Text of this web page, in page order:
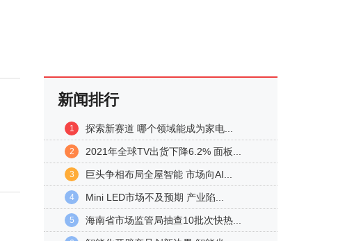
新闻排行
1 探索新赛道 哪个领域能成为家电...
2 2021年全球TV出货下降6.2% 面板...
3 巨头争相布局全屋智能 市场向AI...
4 Mini LED市场不及预期 产业陷...
5 海南省市场监管局抽查10批次快热...